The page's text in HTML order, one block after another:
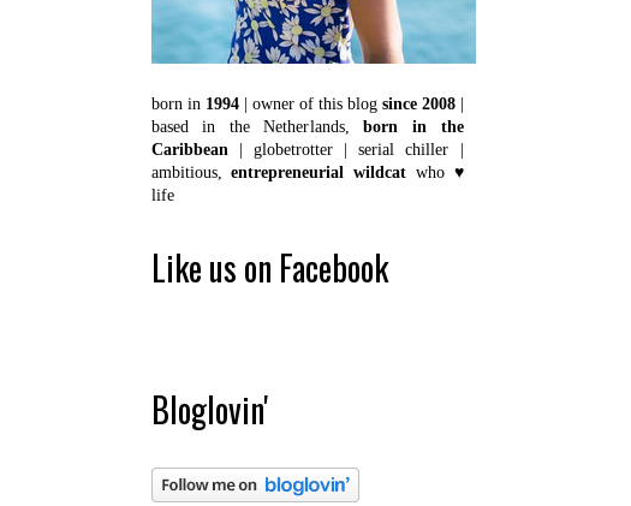
born in 1994| owner of this blog since 2008|
based in the Netherlands,born in the
Caribbean| globetrotter | serial chiller |
ambitious,entrepreneurial wildcat who ♥
life
Like us on Facebook
Bloglovin'